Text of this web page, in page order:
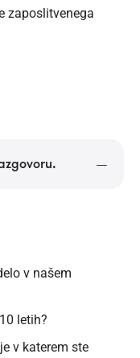
zaposlitvenega
v našem
letih?
v katerem ste